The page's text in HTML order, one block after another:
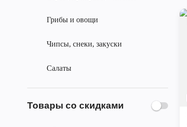
Грибы и овощи
Чипсы, снеки, закуски
Салаты
Товары со скидками